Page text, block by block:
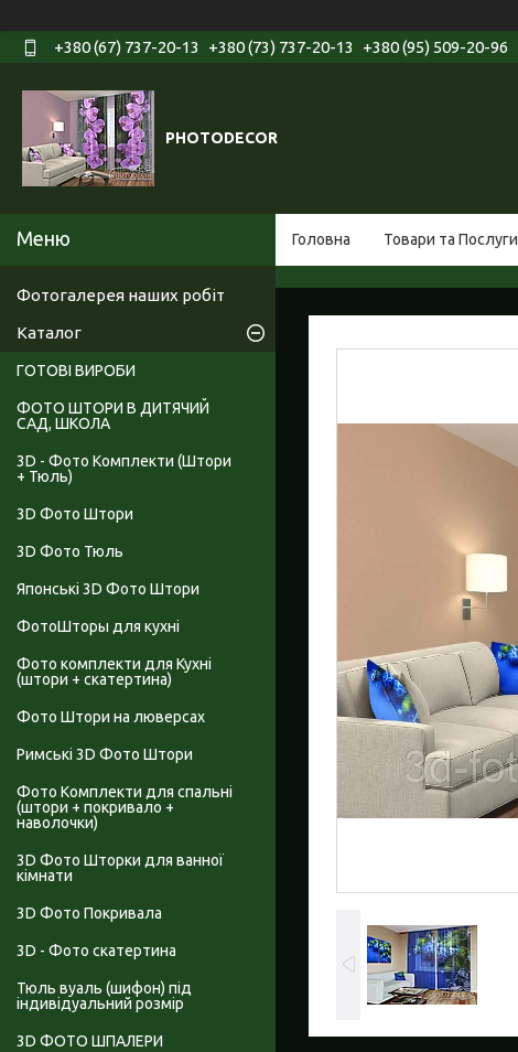
+380 (67) 737-20-13 +380 (73) 737-20-13 +380 (95) 509-20-96
PHOTODECOR
Головна Товари та Послуги
Фотогалерея наших робіт
Каталог
ГОТОВІ ВИРОБИ
ФОТО ШТОРИ В ДИТЯЧИЙ
САД, ШКОЛА
3D - Фото Комплекти (Штори
+ Тюль)
3D Фото Штори
3D Фото Тюль
Японські 3D Фото Штори
ФотоШторы для кухні
Фото комплекти для Кухні
(штори + скатертина)
Фото Штори на люверсах
Римські 3D Фото Штори
Фото Комплекти для спальні
(штори + покривало +
наволочки)
3D Фото Шторки для ванної
кімнати
3D Фото Покривала
3D - Фото скатертина
Тюль вуаль (шифон) під
індивідуальний розмір
3D ФОТО ШПАЛЕРИ